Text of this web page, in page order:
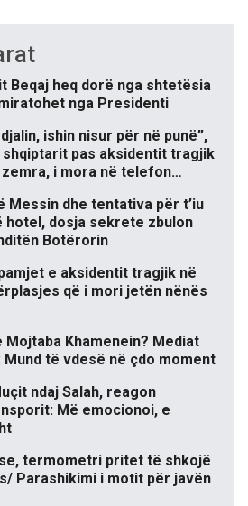
Beqaj heq dorë nga shtetësia
nga Presidenti
ishin nisur për në punë”,
pas aksidentit tragjik
zemra, i mora në telefon…
Messin dhe tentativa për t’iu
hotel, dosja sekrete zbulon
Botërorin
e aksidentit tragjik në
që i mori jetën nënës
Mojtaba Khamenein? Mediat
të vdesë në çdo moment
ndaj Salah, reagon
Më emocionoi, e
termometri pritet të shkojë
Parashikimi i motit për javën